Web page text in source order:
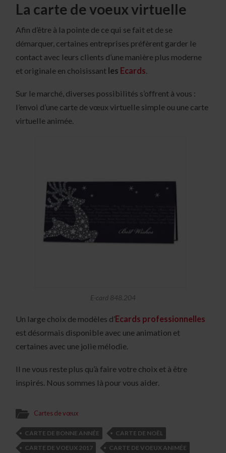
La carte de voeux virtuelle
Afin d’être à la pointe de ce qui se fait et de se
démarquer, certaines entreprises préfèrent garder le
contact avec leurs clients d’une manière plus moderne
et originale en choisissant les Ecards.
Sur le marché, diverses possibilités s’offrent à vous :
l’envoi d’une carte de vœux virtuelle simple ou une carte
virtuelle animée.
E-card 848.204
Un large choix de modèles d’Ecards professionnelles
est désormais disponible avec une animation et
certaines avec une jolie mélodie.
Il ne vous reste plus qu’à faire votre choix et à être
inspirés. Nous sommes là pour vous aider.
Cartes de vœux
CARTE DE BONNE ANNÉE
CARTE DE NOËL
CARTE DE VOEUX 2017
CARTE DE VOEUX ANIMÉE